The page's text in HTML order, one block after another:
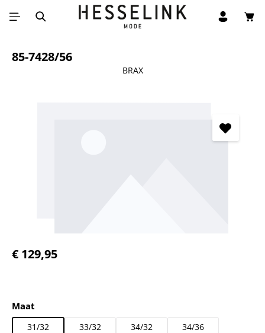
Ga naar de hoofdinhoud
85-7428/56
BRAX
Normale prijs:
€ 129,95
Selecteer
Maat
31/32 33/32 34/32 34/36